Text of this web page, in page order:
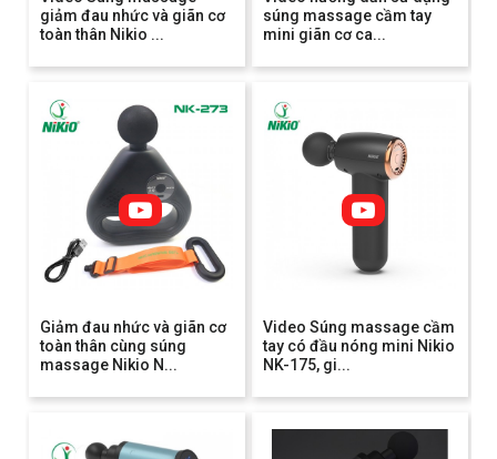
giảm đau nhức và giãn cơ
toàn thân Nikio ...
súng massage cầm tay
mini giãn cơ ca...
Giảm đau nhức và giãn cơ
toàn thân cùng súng
massage Nikio N...
Video Súng massage cầm
tay có đầu nóng mini Nikio
NK-175, gi...